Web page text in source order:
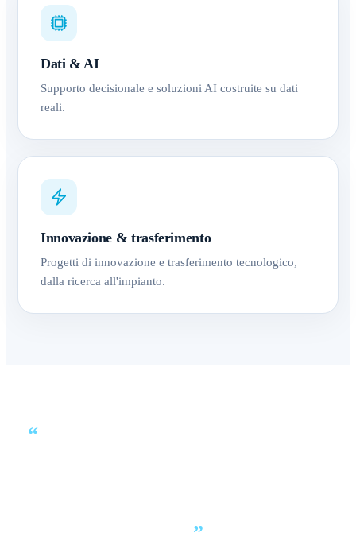
Dati & AI
Supporto decisionale e soluzioni AI costruite su dati
reali.
Innovazione & trasferimento
Progetti di innovazione e trasferimento tecnologico,
dalla ricerca all'impianto.
“Aiutiamo i nostri clienti a prendere
”